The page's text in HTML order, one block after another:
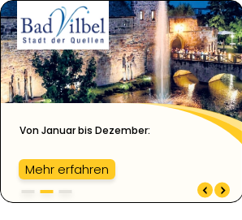
Von Januar bis Dezember:
Mehr erfahren